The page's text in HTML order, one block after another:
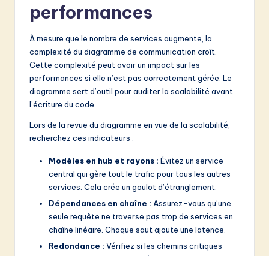
performances
À mesure que le nombre de services augmente, la
complexité du diagramme de communication croît.
Cette complexité peut avoir un impact sur les
performances si elle n’est pas correctement gérée. Le
diagramme sert d’outil pour auditer la scalabilité avant
l’écriture du code.
Lors de la revue du diagramme en vue de la scalabilité,
recherchez ces indicateurs :
Modèles en hub et rayons : Évitez un service
central qui gère tout le trafic pour tous les autres
services. Cela crée un goulot d’étranglement.
Dépendances en chaîne : Assurez-vous qu’une
seule requête ne traverse pas trop de services en
chaîne linéaire. Chaque saut ajoute une latence.
Redondance : Vérifiez si les chemins critiques